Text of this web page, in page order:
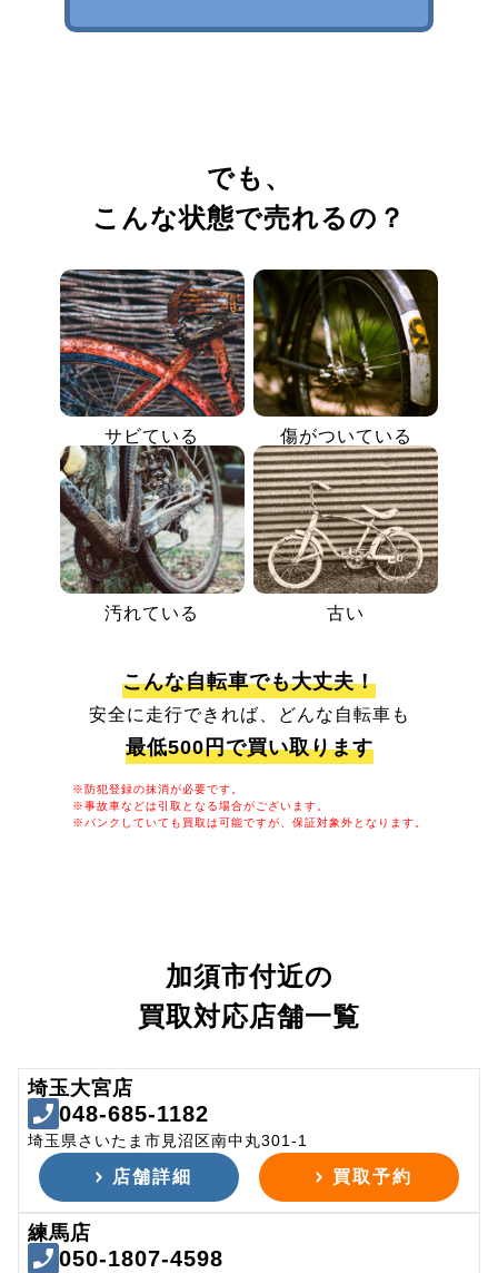
でも、
こんな状態で売れるの？
サビている 傷がついている
汚れている 古い
こんな自転車でも大丈夫！
安全に走行できれば、どんな自転車も
最低500円で買い取ります
※防犯登録の抹消が必要です。
※事故車などは引取となる場合がございます。
※パンクしていても買取は可能ですが、保証対象外となります。
加須市付近の
買取対応店舗一覧
埼玉大宮店
048-685-1182
埼玉県さいたま市見沼区南中丸301-1
店舗詳細 買取予約
練馬店
050-1807-4598